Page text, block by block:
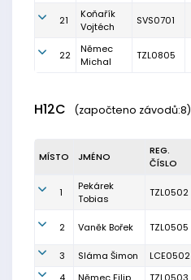
21
Koňařík
Vojtéch
SVS0701
22
Němec
Michal
TZL0805
H12C (započteno závodů:8)
MÍSTO JMÉNO
REG.
ČÍSLO
1
Pekárek
Tobias
TZL0502
2 Vaněk Bořek TZL0505
3
Sláma Šimon LCE0502